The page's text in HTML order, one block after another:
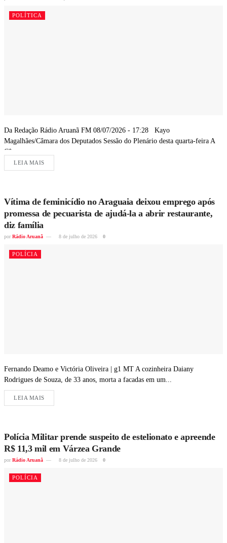
POLÍTICA
Da Redação Rádio Aruanã FM 08/07/2026 - 17:28 Kayo
Magalhães/Câmara dos Deputados Sessão do Plenário desta quarta-feira A
Câmara...
LEIA MAIS
Vítima de feminicídio no Araguaia deixou emprego após
promessa de pecuarista de ajudá-la a abrir restaurante,
diz família
por Rádio Aruanã 8 de julho de 2026 0
POLÍCIA
Fernando Deamo e Victória Oliveira | g1 MT A cozinheira Daiany
Rodrigues de Souza, de 33 anos, morta a facadas em um...
LEIA MAIS
Polícia Militar prende suspeito de estelionato e apreende
R$ 11,3 mil em Várzea Grande
por Rádio Aruanã 8 de julho de 2026 0
POLÍCIA